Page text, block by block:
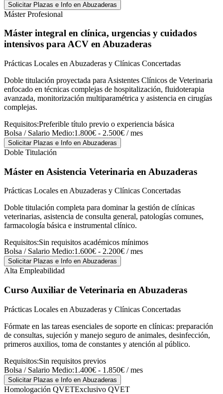
Solicitar Plazas e Info en Abuzaderas
Máster Profesional
Máster integral en clínica, urgencias y cuidados
intensivos para ACV en Abuzaderas
Prácticas Locales en Abuzaderas y Clínicas Concertadas
Doble titulación proyectada para Asistentes Clínicos de Veterinaria
enfocado en técnicas complejas de hospitalización, fluidoterapia
avanzada, monitorización multiparamétrica y asistencia en cirugías
complejas.
Requisitos:Preferible título previo o experiencia básica
Bolsa / Salario Medio:1.800€ - 2.500€ / mes
Solicitar Plazas e Info en Abuzaderas
Doble Titulación
Máster en Asistencia Veterinaria en Abuzaderas
Prácticas Locales en Abuzaderas y Clínicas Concertadas
Doble titulación completa para dominar la gestión de clínicas
veterinarias, asistencia de consulta general, patologías comunes,
farmacología básica e instrumental clínico.
Requisitos:Sin requisitos académicos mínimos
Bolsa / Salario Medio:1.600€ - 2.200€ / mes
Solicitar Plazas e Info en Abuzaderas
Alta Empleabilidad
Curso Auxiliar de Veterinaria en Abuzaderas
Prácticas Locales en Abuzaderas y Clínicas Concertadas
Fórmate en las tareas esenciales de soporte en clínicas: preparación
de consultas, sujeción y manejo seguro de animales, desinfección,
primeros auxilios, toma de constantes y atención al público.
Requisitos:Sin requisitos previos
Bolsa / Salario Medio:1.400€ - 1.850€ / mes
Solicitar Plazas e Info en Abuzaderas
Homologación QVETExclusivo QVET